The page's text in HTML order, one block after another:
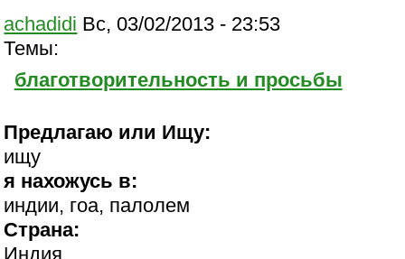
achadidi Вс, 03/02/2013 - 23:53
Темы:
благотворительность и просьбы
Предлагаю или Ищу:
ищу
я нахожусь в:
индии, гоа, палолем
Страна:
Индия